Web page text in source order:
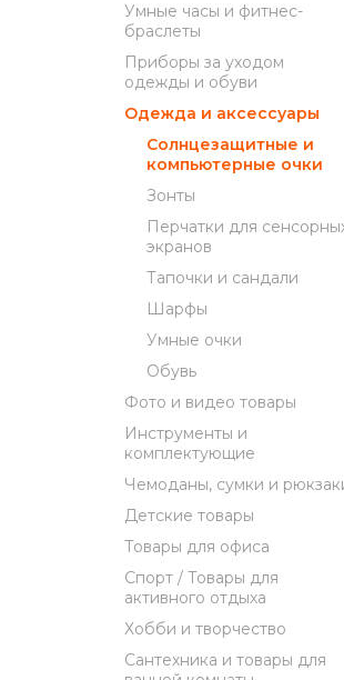
Умные часы и фитнес-
браслеты
Приборы за уходом
одежды и обуви
Одежда и аксессуары
Солнцезащитные и
компьютерные очки
Зонты
Перчатки для
экранов
Тапочки и сандали
Шарфы
Умные очки
Обувь
Фото и видео товары
Инструменты и
комплектующие
Чемоданы, сумки и
Детские товары
Товары для офиса
Спорт / Товары для
активного отдыха
Хобби и творчество
Сантехника и товары для